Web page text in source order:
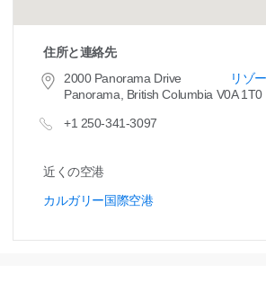
住所と連絡先
リゾ
2000 Panorama Drive
Panorama, British Columbia V0A 1T0
+1 250-341-3097
近くの空港
カルガリー国際空港